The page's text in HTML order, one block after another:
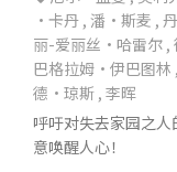
·卡丹 , 潘·斯麦 ,
丽-爱丽丝·哈雷尔 ,
巴格拉姆·伊巴图林 ,
德·琼斯 , 李晖
呼吁对失去家园之
意唤醒人心！